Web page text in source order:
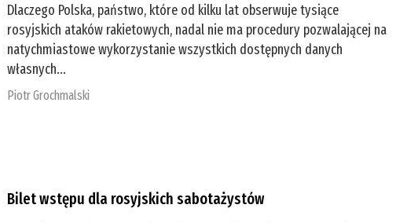
Dlaczego Polska, państwo, które od kilku lat obserwuje tysiące
rosyjskich ataków rakietowych, nadal nie ma procedury pozwalającej na
natychmiastowe wykorzystanie wszystkich dostępnych danych
własnych...
Piotr Grochmalski
Bilet wstępu dla rosyjskich sabotażystów